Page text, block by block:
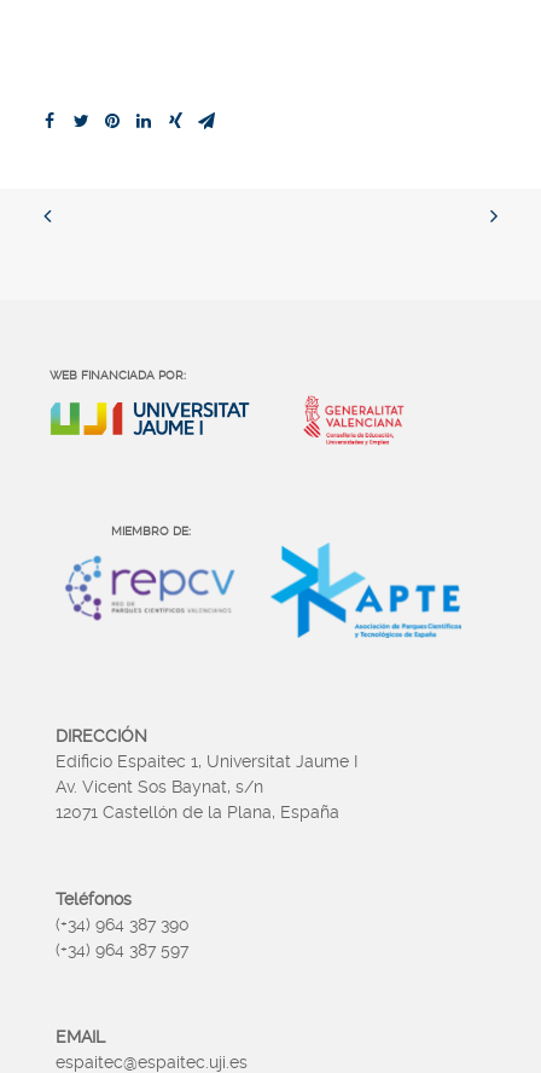
WEB FINANCIADA POR:
MIEMBRO DE:
DIRECCIÓN
Edificio Espaitec 1, Universitat Jaume I
Av. Vicent Sos Baynat, s/n
12071 Castellón de la Plana, España
Teléfonos
(+34) 964 387 390
(+34) 964 387 597
EMAIL
espaitec@espaitec.uji.es